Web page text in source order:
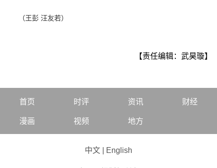
（王彭 汪友若）
【责任编辑：武昊璇】
首页 时评 资讯 财经
漫画 视频 地方
中文 English